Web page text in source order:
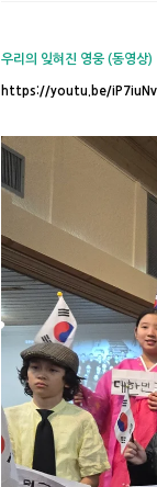
우리의 잊혀진 영웅 (동영상)
https://youtu.be/